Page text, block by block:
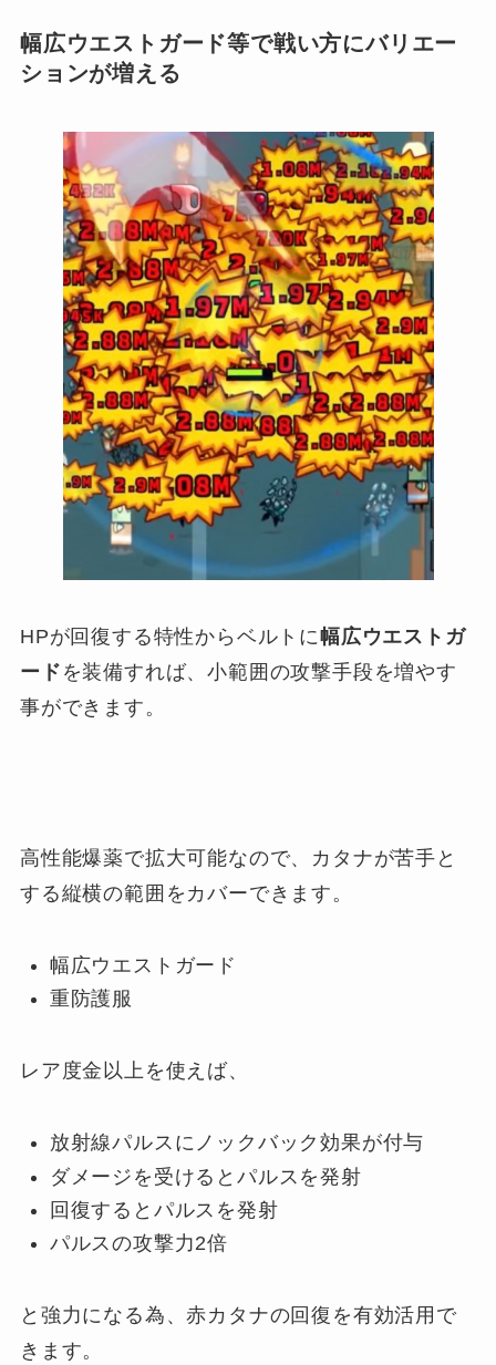
幅広ウエストガード等で戦い方にバリエー
ションが増える
HPが回復する特性からベルトに幅広ウエストガ
ード を装備すれば、小範囲の攻撃手段を増やす
事ができます。
高性能爆薬で拡大可能なので、カタナが苦手と
する縦横の範囲をカバーできます。
幅広ウエストガード
重防護服
レア度金以上を使えば、
放射線パルスにノックバック効果が付与
ダメージを受けるとパルスを発射
回復するとパルスを発射
パルスの攻撃力2倍
と強力になる為、赤カタナの回復を有効活用で
きます。